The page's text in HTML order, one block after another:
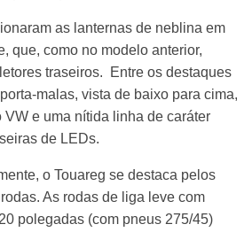
as lanternas de neblina em
que, como no modelo anterior,
traseiros. Entre os destaques
malas, vista de baixo para cima,
e uma nítida linha de caráter
de LEDs.
o Touareg se destaca pelos
As rodas de liga leve com
polegadas (com pneus 275/45)